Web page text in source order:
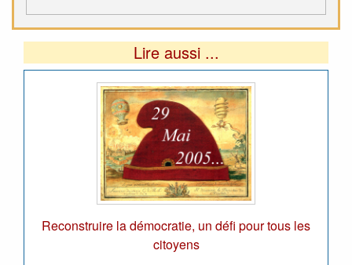
Lire aussi ...
Reconstruire la démocratie, un défi pour tous les
citoyens